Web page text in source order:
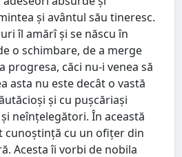
şi avântul său tineresc.
îl amărî şi se născu în
o schimbare, de a merge
progresa, căci nu-i venea să
asta nu este decât o vastă
şi cu puşcăriaşi
neînţelegători. În această
cunoştinţă cu un ofiţer din
Acesta îi vorbi de nobila